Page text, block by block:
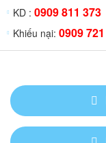
KD : 0909 811 373
Khiếu nại: 0909